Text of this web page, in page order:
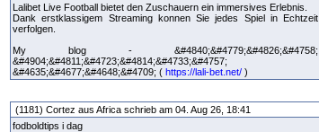
Lalibet Live Football bietet den Zuschauern ein immersives Erlebnis.
Dank erstklassigem Streaming konnen Sie jedes Spiel in Echtzeit
verfolgen.
My blog - &#4840;&#4779;&#4826;&#4758;
&#4904;&#4811;&#4723;&#4814;&#4733;&#4757;
&#4635;&#4677;&#4648;&#4709; ( https://lali-bet.net/ )
(1181) Cortez aus Africa schrieb am 04. Aug 26, 18:41
fodboldtips i dag